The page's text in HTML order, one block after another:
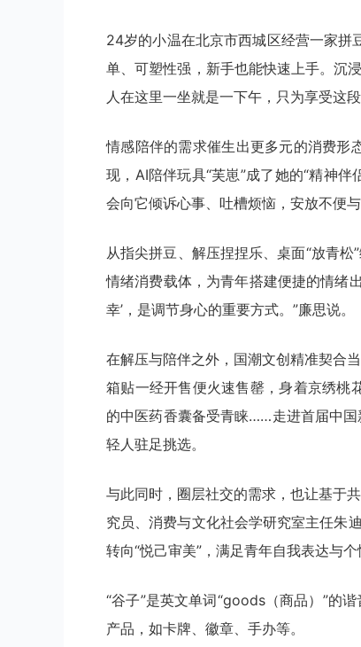
24岁的小温在北京市西城区经营一家拼
单、可塑性强，新手也能快速上手。沉
人在这里一坐就是一下午，只为享受这
情感陪伴的需求催生出更多元的消费形
现，AI陪伴玩具“芙崽”成了她的“精神
会向它倾诉心事、吐槽烦恼，安放不便与
从指尖拼豆、解压捏捏乐、桌面“放青
情绪消费载体，为青年搭建便捷的情绪
幸’，是调节身心的重要方式。”廉思说。
在解压与陪伴之外，国潮文创精准契合
箱贴一经开售便火速售罄，身着京绣桃
的中医药香囊备受青睐……走进首届中
轻人驻足挑选。
与此同时，圈层社交的需求，也让基于
究员、消费与文化社会学研究室主任朱
转向“悦己审美”，满足青年自我表达与
“谷子”是英文单词“goods（商品）”的
产品，如卡牌、徽章、手办等。